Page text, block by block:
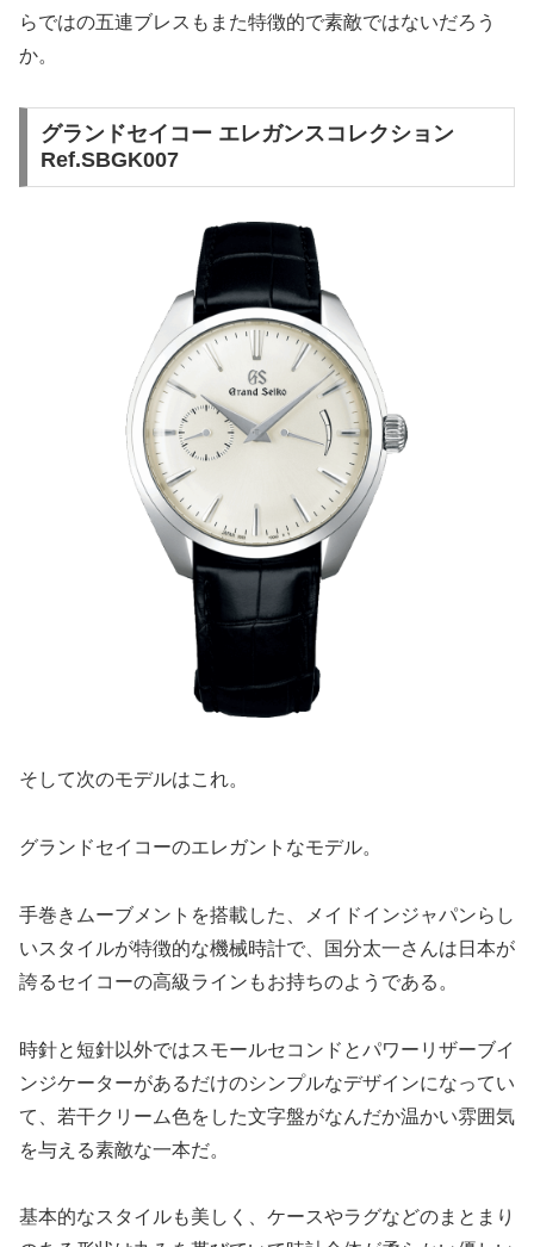
らではの五連ブレスもまた特徴的で素敵ではないだろう
か。
グランドセイコー エレガンスコレクション
Ref.SBGK007
そして次のモデルはこれ。
グランドセイコーのエレガントなモデル。
手巻きムーブメントを搭載した、メイドインジャパンらし
いスタイルが特徴的な機械時計で、国分太一さんは日本が
誇るセイコーの高級ラインもお持ちのようである。
時針と短針以外ではスモールセコンドとパワーリザーブイ
ンジケーターがあるだけのシンプルなデザインになってい
て、若干クリーム色をした文字盤がなんだか温かい雰囲気
を与える素敵な一本だ。
基本的なスタイルも美しく、ケースやラグなどのまとまり